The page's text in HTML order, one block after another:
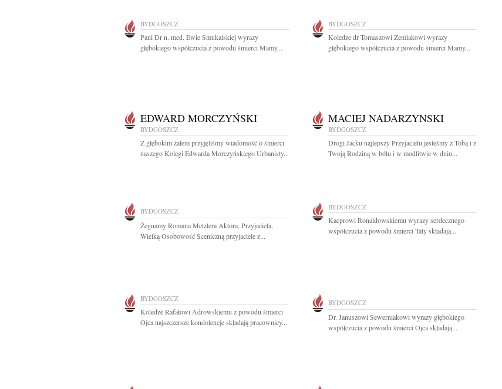
BYDGOSZCZ
Pani Dr n. med. Ewie Smukalskiej wyrazy
głębokiego współczucia z powodu śmierci Mamy...
BYDGOSZCZ
Koledze dr Tomaszowi Zemlakowi wyrazy
głębokiego współczucia z powodu śmierci Mamy...
EDWARD MORCZYŃSKI
BYDGOSZCZ
Z głębokim żalem przyjęliśmy wiadomość o śmierci
naszego Kolegi Edwarda Morczyńskiego Urbanisty...
MACIEJ NADARZYNSKI
BYDGOSZCZ
Drogi Jacku najlepszy Przyjacielu jesteśmy z Tobą i z
Twoją Rodziną w bólu i w modlitwie w dniu...
BYDGOSZCZ
Żegnamy Romana Metzlera Aktora, Przyjaciela,
Wielką Osobowość Sceniczną przyjaciele z...
BYDGOSZCZ
Kacprowi Ronaldowskiemu wyrazy serdecznego
współczucia z powodu śmierci Taty składają...
BYDGOSZCZ
Koledze Rafałowi Adrowskiemu z powodu śmierci
Ojca najszczersze kondolencje składają pracownicy...
BYDGOSZCZ
Dr. Januszowi Sewerniakowi wyrazy głębokiego
współczucia z powodu śmierci Ojca składają...